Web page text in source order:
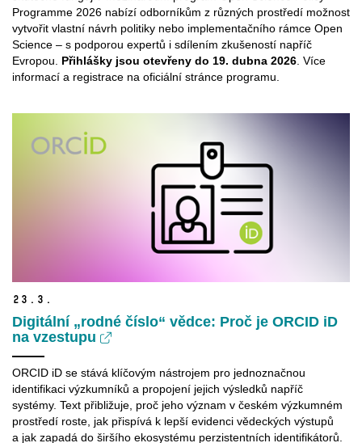
Programme 2026 nabízí odborníkům z různých prostředí možnost
vytvořit vlastní návrh politiky nebo implementačního rámce Open
Science – s podporou expertů i sdílením zkušeností napříč
Evropou. Přihlášky jsou otevřeny do 19. dubna 2026 . Více
informací a registrace na oficiální stránce programu.
23. 3.
Digitální „rodné číslo“ vědce: Proč je ORCID iD
na vzestupu
ORCID iD se stává klíčovým nástrojem pro jednoznačnou
identifikaci výzkumníků a propojení jejich výsledků napříč
systémy. Text přibližuje, proč jeho význam v českém výzkumném
prostředí roste, jak přispívá k lepší evidenci vědeckých výstupů
a jak zapadá do širšího ekosystému perzistentních identifikátorů.